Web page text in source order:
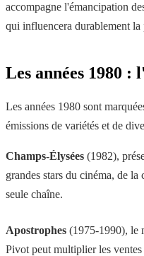
accompagne l'émancipation
qui influencera durablement
Les années 1980
Les années 1980 sont
émissions de variétés et de
Champs-Élysées (1982),
grandes stars du cinéma, de
seule chaîne.
Apostrophes (1975-1990), le
Pivot peut multiplier les